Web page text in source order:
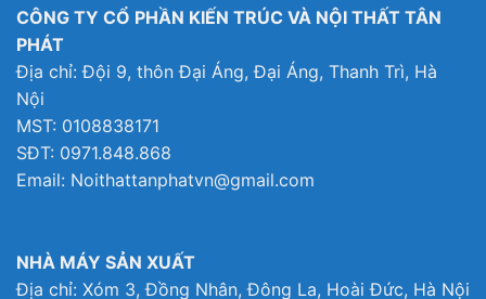
CÔNG TY CỔ PHẦN KIẾN TRÚC VÀ NỘI THẤT TÂN
PHÁT
Địa chỉ: Đội 9, thôn Đại Áng, Đại Áng, Thanh Trì, Hà
Nội
MST: 0108838171
SĐT: 0971.848.868
Email: Noithattanphatvn@gmail.com
NHÀ MÁY SẢN XUẤT
Địa chỉ: Xóm 3, Đồng Nhân, Đông La, Hoài Đức, Hà Nội